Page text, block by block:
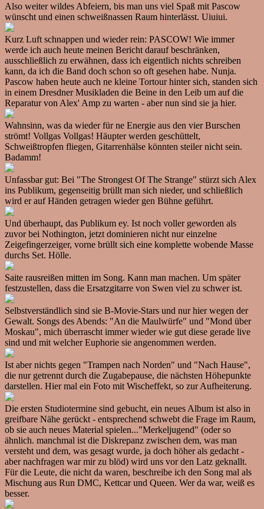
Also weiter wildes Abfeiern, bis man uns viel Spaß mit Pascow
wünscht und einen schweißnassen Raum hinterlässt. Uiuiui.
Kurz Luft schnappen und wieder rein: PASCOW! Wie immer
werde ich auch heute meinen Bericht darauf beschränken,
ausschließlich zu erwähnen, dass ich eigentlich nichts schreiben
kann, da ich die Band doch schon so oft gesehen habe. Nunja.
Pascow haben heute auch ne kleine Tortour hinter sich, standen sich
in einem Dresdner Musikladen die Beine in den Leib um auf die
Reparatur von Alex' Amp zu warten - aber nun sind sie ja hier.
Wahnsinn, was da wieder für ne Energie aus den vier Burschen
strömt! Vollgas Vollgas! Häupter werden geschüttelt,
Schweißtropfen fliegen, Gitarrenhälse könnten steiler nicht sein.
Badamm!
Unfassbar gut: Bei "The Strongest Of The Strange" stürzt sich Alex
ins Publikum, gegenseitig brüllt man sich nieder, und schließlich
wird er auf Händen getragen wieder gen Bühne geführt.
Und überhaupt, das Publikum ey. Ist noch voller geworden als
zuvor bei Nothington, jetzt dominieren nicht nur einzelne
Zeigefingerzeiger, vorne brüllt sich eine komplette wobende Masse
durchs Set. Hölle.
Saite rausreißen mitten im Song. Kann man machen. Um später
festzustellen, dass die Ersatzgitarre von Swen viel zu schwer ist.
Selbstverständlich sind sie B-Movie-Stars und nur hier wegen der
Gewalt. Songs des Abends: "An die Maulwürfe" und "Mond über
Moskau", mich überrascht immer wieder wie gut diese gerade live
sind und mit welcher Euphorie sie angenommen werden.
Ist aber nichts gegen "Trampen nach Norden" und "Nach Hause",
die nur getrennt durch die Zugabepause, die nächsten Höhepunkte
darstellen. Hier mal ein Foto mit Wischeffekt, so zur Aufheiterung.
Die ersten Studiotermine sind gebucht, ein neues Album ist also in
greifbare Nähe gerückt - entsprechend schwebt die Frage im Raum,
ob sie auch neues Material spielen..."Merkeljugend" (oder so
ähnlich. manchmal ist die Diskrepanz zwischen dem, was man
versteht und dem, was gesagt wurde, ja doch höher als gedacht -
aber nachfragen war mir zu blöd) wird uns vor den Latz geknallt.
Für die Leute, die nicht da waren, beschreibe ich den Song mal als
Mischung aus Run DMC, Kettcar und Queen. Wer da war, weiß es
besser.